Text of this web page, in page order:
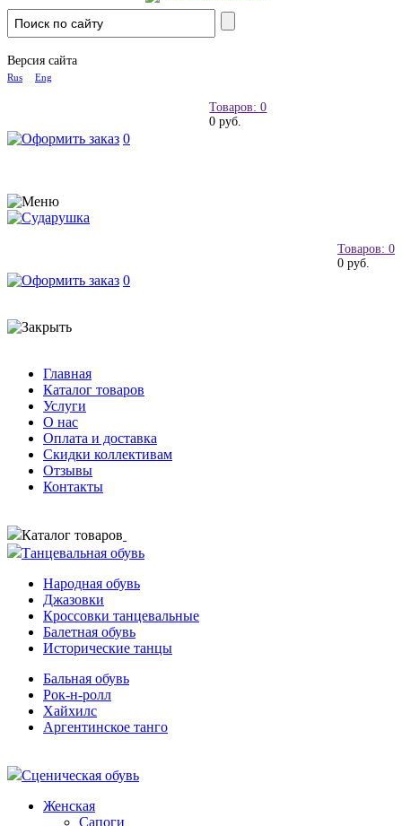
Версия сайта
Rus Eng
Товаров: 0
0 руб.
0
Товаров: 0
0 руб.
0
Главная
Каталог товаров
Услуги
О нас
Оплата и доставка
Скидки коллективам
Отзывы
Контакты
Каталог товаров
Танцевальная обувь
Народная обувь
Джазовки
Кроссовки танцевальные
Балетная обувь
Исторические танцы
Бальная обувь
Рок-н-ролл
Хайхилс
Аргентинское танго
Сценическая обувь
Женская
Сапоги